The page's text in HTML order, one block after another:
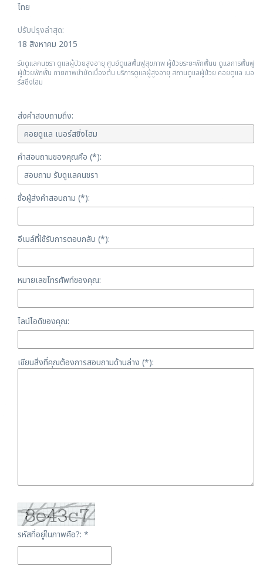
ไทย
ปรับปรุงล่าสุด:
18 สิงหาคม 2015
รับดูแลคนชรา ดูแลผู้ป่วยสูงอายุ ศูนย์ดูแลฟื้นฟูสุขภาพ ผู้ป่วยระยะพักฟื้นน ดูแลการฟื้นฟู
ผู้ป่วยพักฟื้น กายภาพบำบัดเบื้องต้น บริการดูแลผู้สูงอายุ สถานดูแลผู้ป่วย คอยดูแล เนอ
ร์สซิ่งโฮม
ส่งคำสอบถามถึง:
คำสอบถามของคุณคือ (*):
ชื่อผู้ส่งคำสอบถาม (*):
อีเมล์ที่ใช้รับการตอบกลับ (*):
หมายเลขโทรศัพท์ของคุณ:
ไลน์ไอดีของคุณ:
เขียนสิ่งที่คุณต้องการสอบถามด้านล่าง (*):
รหัสที่อยู่ในภาพคือ?: *